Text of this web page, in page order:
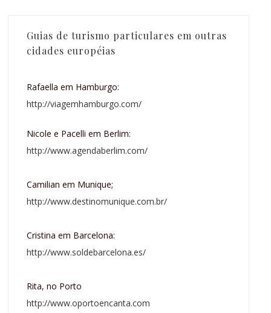
Guias de turismo particulares em outras
cidades européias
Rafaella em Hamburgo:
http://viagemhamburgo.com/
Nicole e Pacelli em Berlim:
http://www.agendaberlim.com/
Camilian em Munique;
http://www.destinomunique.com.br/
Cristina em Barcelona:
http://www.soldebarcelona.es/
Rita, no Porto
http://www.oportoencanta.com